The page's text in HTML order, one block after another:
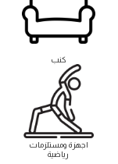
كنب
اجهزة ومستلزمات
رياضية